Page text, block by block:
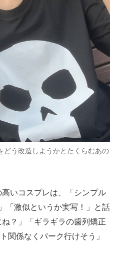
どう改造しようかとたくらむあの
いコスプレは、「シンプル
「激似というか実写！」と話
？」「ギラギラの歯列矯正
関係なくパーク行けそう」